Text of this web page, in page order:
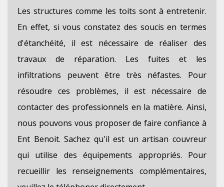
Les structures comme les toits sont à entretenir.
En effet, si vous constatez des soucis en termes
d'étanchéité, il est nécessaire de réaliser des
travaux de réparation. Les fuites et les
infiltrations peuvent être très néfastes. Pour
résoudre ces problèmes, il est nécessaire de
contacter des professionnels en la matière. Ainsi,
nous pouvons vous proposer de faire confiance à
Ent Benoit. Sachez qu'il est un artisan couvreur
qui utilise des équipements appropriés. Pour
recueillir les renseignements complémentaires,